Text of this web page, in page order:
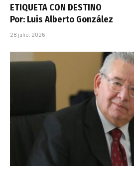
ETIQUETA CON DESTINO
Por: Luis Alberto González
28 julio, 2026